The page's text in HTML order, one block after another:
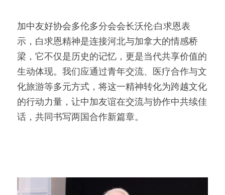
加中友好协会多伦多分会会长沃伦·白求恩表
示，白求恩精神是连接河北与加拿大的情感桥
梁，它不仅是历史的记忆，更是当代共享价值的
生动体现。我们应通过青年交流、医疗合作与文
化旅游等多元方式，将这一精神转化为跨越文化
的行动力量，让中加友谊在交流与协作中共续佳
话，共同书写两国合作新篇章。